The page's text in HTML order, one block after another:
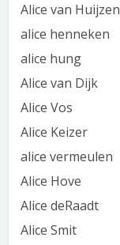
Alice van Huijzen
alice henneken
alice hung
Alice van Dijk
Alice Vos
Alice Keizer
alice vermeulen
Alice Hove
Alice deRaadt
Alice Smit